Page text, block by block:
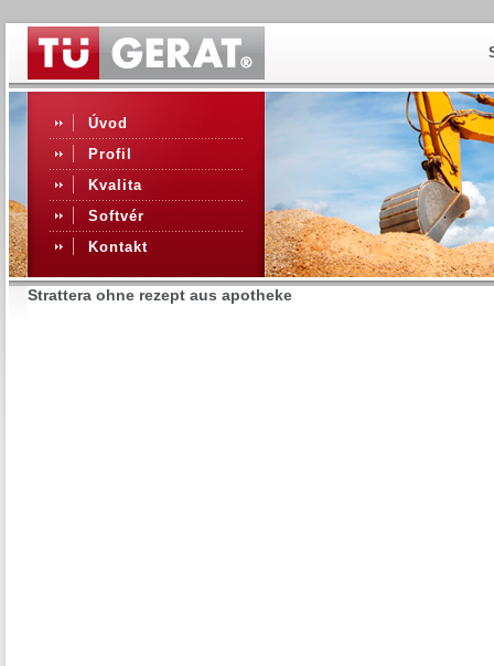
Úvod
Profil
Kvalita
Softvér
Kontakt
Strattera ohne rezept aus apotheke